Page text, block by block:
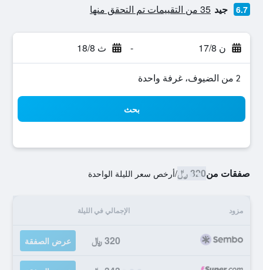
6.7 جيد 35 من التقييمات تم التحقق منها
ن 17/8 - ث 18/8
2 من الضيوف، غرفة واحدة
بحث
صفقات من320 ﷼ /أرخص سعر الليلة الواحدة
مزود الإجمالي في الليلة
320 ﷼ عرض الصفقة